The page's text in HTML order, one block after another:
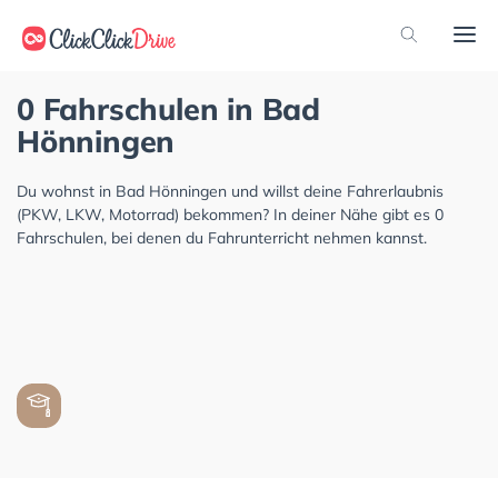
0 Fahrschulen in Bad
Hönningen
Du wohnst in Bad Hönningen und willst deine Fahrerlaubnis
(PKW, LKW, Motorrad) bekommen? In deiner Nähe gibt es 0
Fahrschulen, bei denen du Fahrunterricht nehmen kannst.